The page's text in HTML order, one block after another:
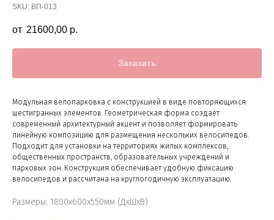
SKU: ВП-013
21600,00 р.
Заказать
Модульная велопарковка с конструкцией в виде повторяющихся
шестигранных элементов. Геометрическая форма создаёт
современный архитектурный акцент и позволяет формировать
линейную композицию для размещения нескольких велосипедов.
Подходит для установки на территориях жилых комплексов,
общественных пространств, образовательных учреждений и
парковых зон. Конструкция обеспечивает удобную фиксацию
велосипедов и рассчитана на круглогодичную эксплуатацию.
Размеры: 1800х600х550мм (ДхШхВ)